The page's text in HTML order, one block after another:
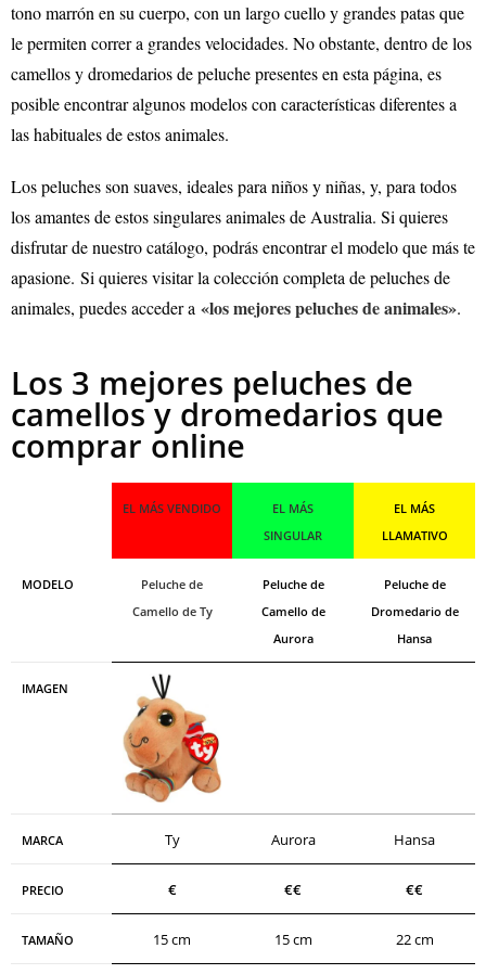
tono marrón en su cuerpo, con un largo cuello y grandes patas que
le permiten correr a grandes velocidades. No obstante, dentro de los
camellos y dromedarios de peluche presentes en esta página, es
posible encontrar algunos modelos con características diferentes a
las habituales de estos animales.
Los peluches son suaves, ideales para niños y niñas, y, para todos
los amantes de estos singulares animales de Australia. Si quieres
disfrutar de nuestro catálogo, podrás encontrar el modelo que más te
apasione. Si quieres visitar la colección completa de peluches de
animales, puedes acceder a «los mejores peluches de animales».
Los 3 mejores peluches de
camellos y dromedarios que
comprar online
EL MÁS VENDIDO
EL MÁS
SINGULAR
EL MÁS
LLAMATIVO
MODELO
Peluche de
Camello de Ty
Peluche de
Camello de
Aurora
Peluche de
Dromedario de
Hansa
IMAGEN
MARCA Ty Aurora Hansa
PRECIO € €€ €€
TAMAÑO 15 cm 15 cm 22 cm